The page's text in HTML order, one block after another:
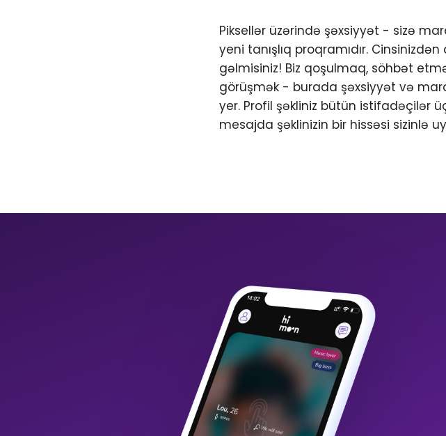
Piksellər üzərində şəxsiyyət - sizə
yeni tanışlıq proqramıdır.
gəlmisiniz! Biz qoşulmaq, söhbət
görüşmək - burada şəxsiyyət və
yer. Profil şəkliniz bütün istifadəçilər
mesajda şəklinizin bir hissəsi sizinlə